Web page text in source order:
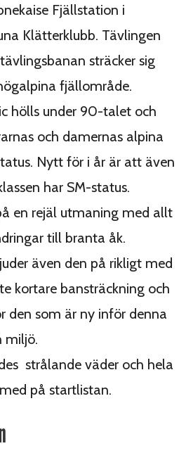
Fjällstation i
Klätterklubb. Tävlingen
sträcker sig
fjällområde.
hölls under 90-talet och
och damernas alpina
Nytt för i år är att även
har SM-status.
en rejäl utmaning med allt
till branta åk.
även den på rikligt med
kortare bansträckning och
den som är ny inför denna
miljö.
strålande väder och hela
på startlistan.